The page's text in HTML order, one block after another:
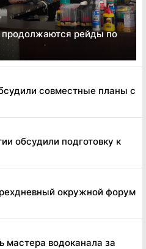
рейды по
совместные планы с
обсудили подготовку к
окружной форум
мастера водоканала за